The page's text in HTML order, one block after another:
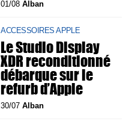
01/08Alban
ACCESSOIRES APPLE
Le Studio Display
XDR reconditionné
débarque sur le
refurb d’Apple
30/07Alban